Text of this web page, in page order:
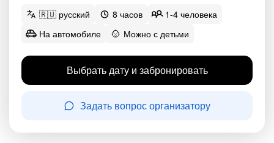
🇷🇺 русский 8 часов
1-4 человека
На автомобиле
Можно с детьми
Выбрать дату и забронировать
Задать вопрос организатору